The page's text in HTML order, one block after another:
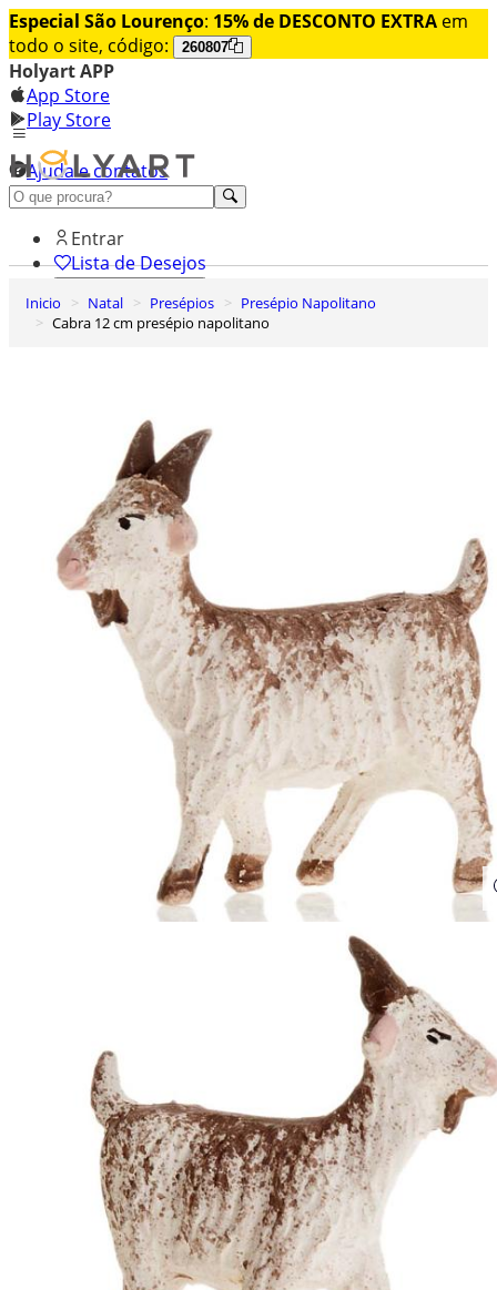
Especial São Lourenço: 15% de DESCONTO EXTRA em
todo o site, código:
260807
Holyart APP
App Store
Play Store
Ajuda e contatos
Conheça premium
Entrar
Lista de Desejos
Carrinho de Compras
Inicio Natal Presépios
Presépio Napolitano
Cabra 12 cm presépio napolitano